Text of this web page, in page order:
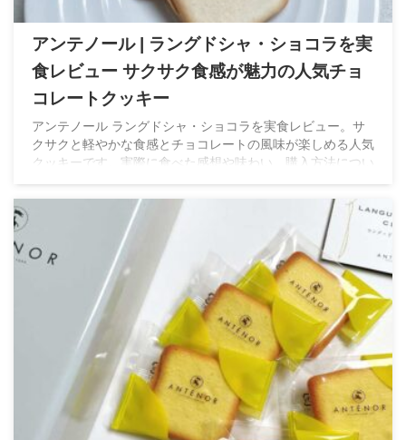
アンテノール | ラングドシャ・ショコラを実
食レビュー サクサク食感が魅力の人気チョ
コレートクッキー
アンテノール ラングドシャ・ショコラを実食レビュー。サ
クサクと軽やかな食感とチョコレートの風味が楽しめる人気
クッキーです。実際に食べた感想や味わい、購入方法につい